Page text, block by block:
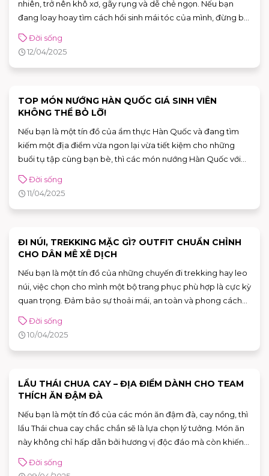
nhiên, trở nên khô xơ, gãy rụng và dễ chẻ ngọn. Nếu bạn
đang loay hoay tìm cách hồi sinh mái tóc của mình, đừng bỏ
không chỉ phục hồi mà còn bóng khỏe, mềm mượt như
chưa từng qua hóa chất.
Đời sống
12/04/2025
TOP MÓN NƯỚNG HÀN QUỐC GIÁ SINH VIÊN
KHÔNG THỂ BỎ LỠ!
Nếu bạn là một tín đồ của ẩm thực Hàn Quốc và đang tìm
kiếm một địa điểm vừa ngon lại vừa tiết kiệm cho những
buổi tụ tập cùng bạn bè, thì các món nướng Hàn Quốc với
sẽ không thể bỏ qua những nhà hàng chuyên món nướng
Hàn Quốc với hương vị tuyệt vời, không gian thoải mái và giá
Đời sống
11/04/2025
ĐI NÚI, TREKKING MẶC GÌ? OUTFIT CHUẨN CHỈNH
CHO DÂN MÊ XÊ DỊCH
Nếu bạn là một tín đồ của những chuyến đi trekking hay leo
núi, việc chọn cho mình một bộ trang phục phù hợp là cực kỳ
quan trọng. Đảm bảo sự thoải mái, an toàn và phong cách
đi mà còn giúp bảo vệ sức khỏe của bạn trước những điều
kiện khắc nghiệt. Vậy đi núi, trekking mặc gì để có một outfit
Đời sống
10/04/2025
LẨU THÁI CHUA CAY – ĐỊA ĐIỂM DÀNH CHO TEAM
THÍCH ĂN ĐẬM ĐÀ
Nếu bạn là một tín đồ của các món ăn đậm đà, cay nồng, thì
lẩu Thái chua cay chắc chắn sẽ là lựa chọn lý tưởng. Món ăn
này không chỉ hấp dẫn bởi hương vị độc đáo mà còn khiến
Hãy cùng tìm hiểu lý do tại sao lẩu Thái chua cay là một trong
Đời sống